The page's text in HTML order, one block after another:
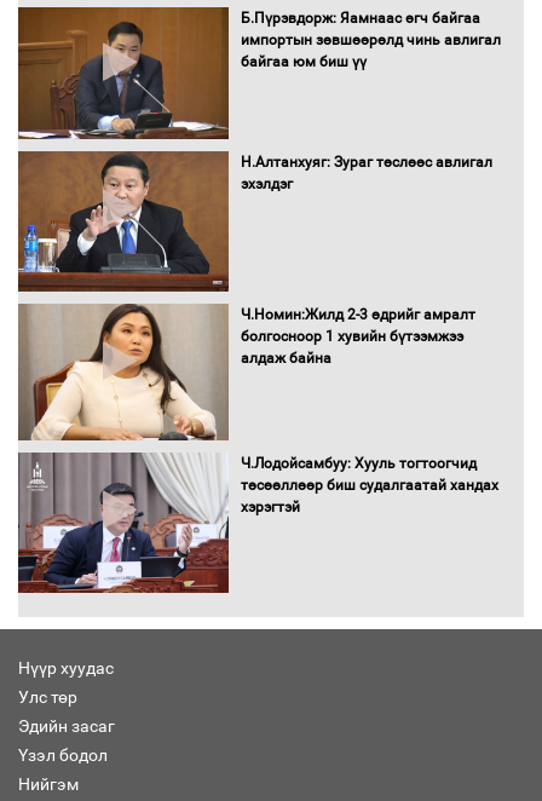
оролцлоо
ААН-ийн нуугтмал хөрөнгийг
битүүмжлэнэ
буй асуудлуудыг Засгийн газрын
хуралдаанд танилцуулж,
шийдвэрлүүлнэ
оролцож байгаа баг тамирчдад
амжилт хүслээ
албан татварыг тэглэлээ
Б.Пүрэвдорж: Яамнаас өгч байгаа
импортын зөвшөөрөлд чинь авлигал
байгаа юм биш үү
Н.Алтанхуяг: Зураг төслөөс авлигал
эхэлдэг
Ч.Номин:Жилд 2-3 өдрийг амралт
болгосноор 1 хувийн бүтээмжээ
алдаж байна
Ч.Лодойсамбуу: Хууль тогтоогчид
төсөөллөөр биш судалгаатай хандах
хэрэгтэй
Нүүр хуудас
Улс төр
Эдийн засаг
Үзэл бодол
Нийгэм